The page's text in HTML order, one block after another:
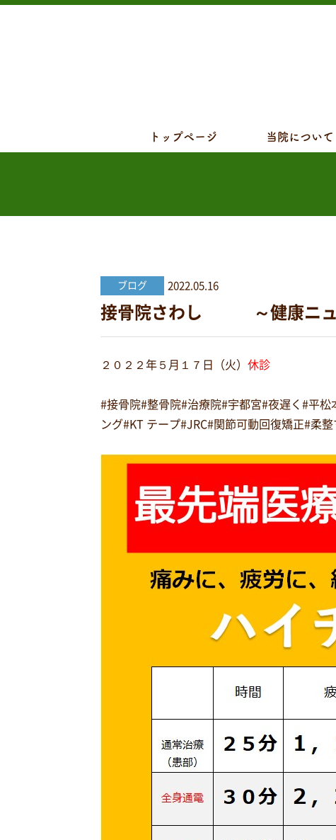
トップページ 当院について
ブログ 2022.05.16
接骨院さわし ～健康ニュ
２０２２年５月１７日（火） 休診
#接骨院#整骨院#治療院#宇都宮#夜遅く#平
ング#KT テープ#JRC#関節可動回復矯正#柔